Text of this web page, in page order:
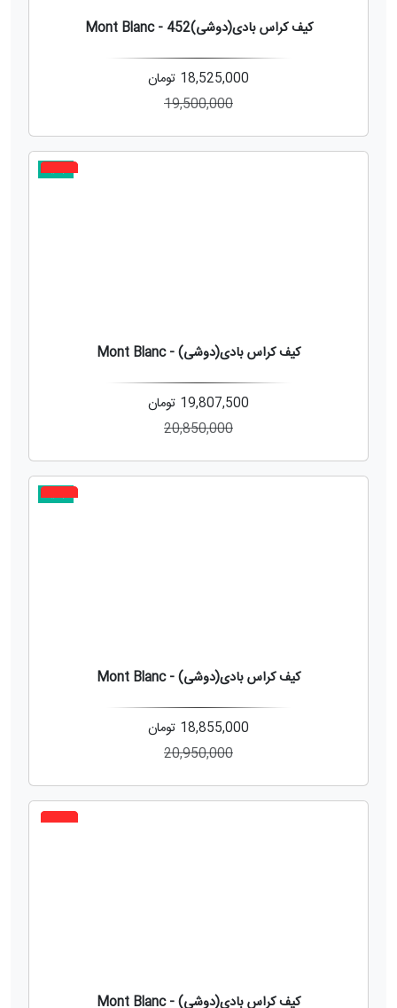
کیف کراس بادی(دوشی)452 - Mont Blanc
18,525,000 تومان
19,500,000
جدید
کیف کراس بادی(دوشی) - Mont Blanc
19,807,500 تومان
20,850,000
جدید
کیف کراس بادی(دوشی) - Mont Blanc
18,855,000 تومان
20,950,000
کیف کراس بادی(دوشی) - Mont Blanc